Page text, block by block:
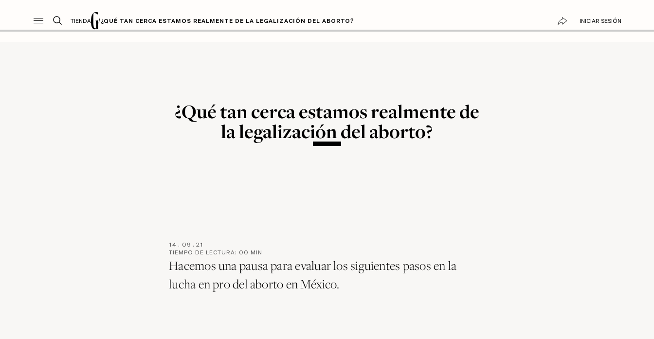
TIENDA /¿QUÉ TAN CERCA ESTAMOS REALMENTE DE LA LEGALIZACIÓN DEL ABORTO? INICIAR SESIÓN
¿Qué tan cerca estamos realmente de
la legalización del aborto?
14 . 09 . 21
TIEMPO DE LECTURA: 00 MIN
Hacemos una pausa para evaluar los siguientes pasos en la
lucha en pro del aborto en México.